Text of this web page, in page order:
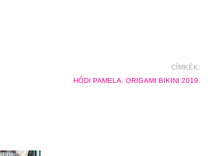
CÍMKÉK:
HÓDI PAMELA
ORIGAMI BIKINI 2019.